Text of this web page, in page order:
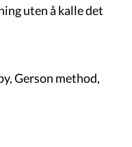
uten å kalle det
Gerson method,